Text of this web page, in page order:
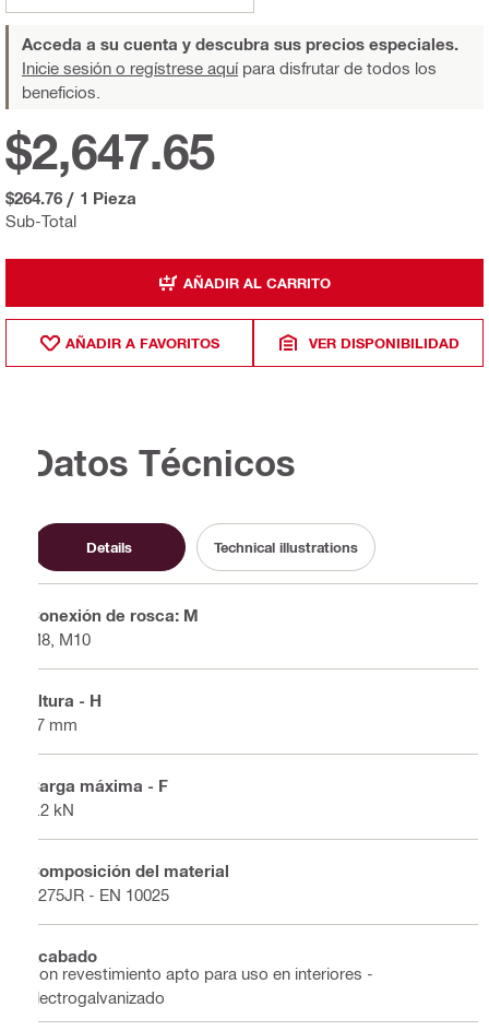
Acceda a su cuenta y descubra sus precios especiales.
Inicie sesión o regístrese aquípara disfrutar de todos los
beneficios.
Sub-Total
$2,647.65
$264.76 / 1 Pieza
AÑADIR AL CARRITO
AÑADIR A FAVORITOS VER DISPONIBILIDAD
Datos Técnicos
Details Technical illustrations
Conexión de rosca: M
M8, M10
Altura - H
27 mm
Carga máxima - F
1.2 kN
Composición del material
S275JR - EN 10025
Acabado
Con revestimiento apto para uso en interiores -
electrogalvanizado